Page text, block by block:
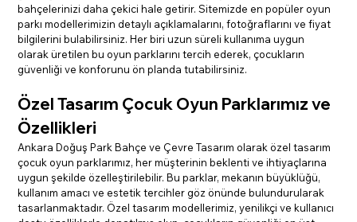
bahçelerinizi daha çekici hale getirir. Sitemizde en popüler oyun
parkı modellerimizin detaylı açıklamalarını, fotoğraflarını ve fiyat
bilgilerini bulabilirsiniz. Her biri uzun süreli kullanıma uygun
olarak üretilen bu oyun parklarını tercih ederek, çocukların
güvenliği ve konforunu ön planda tutabilirsiniz.
Özel Tasarım Çocuk Oyun Parklarımız ve
Özellikleri
Ankara Doğuş Park Bahçe ve Çevre Tasarım olarak özel tasarım
çocuk oyun parklarımız, her müşterinin beklenti ve ihtiyaçlarına
uygun şekilde özelleştirilebilir. Bu parklar, mekanın büyüklüğü,
kullanım amacı ve estetik tercihler göz önünde bulundurularak
tasarlanmaktadır. Özel tasarım modellerimiz, yenilikçi ve kullanıcı